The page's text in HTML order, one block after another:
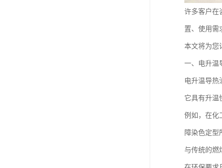
许多客户在
置、使用需
本文将为您
一、电升温
电升温导热
它具有升温
例如，在化
障染色定型
与传统的燃